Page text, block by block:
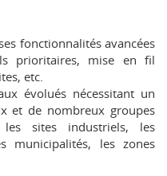
fonctionnalités avancées
prioritaires, mise en fil
etc.
évolués nécessitant un
et de nombreux groupes
sites industriels, les
municipalités, les zones